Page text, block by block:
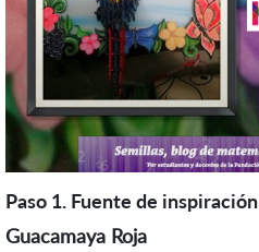
Paso 1. Fuente de inspiración
Guacamaya Roja